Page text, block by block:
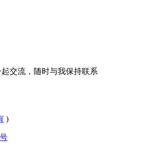
交流，随时与我保持联系
)